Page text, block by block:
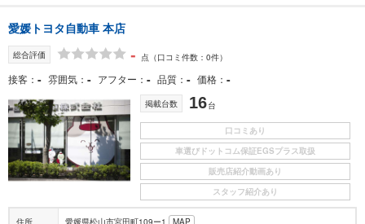
愛媛トヨタ自動車 本店
総合評価 - 点 （口コミ件数：0件）
接客 - 雰囲気 - アフター - 品質 - 価格 -
掲載台数 16台
口コミあり
車選びドットコム保証EGSプラス取扱
販売店紹介動画あり
スタッフ紹介あり
住所 愛媛県松山市宮田町109ー1 MAP